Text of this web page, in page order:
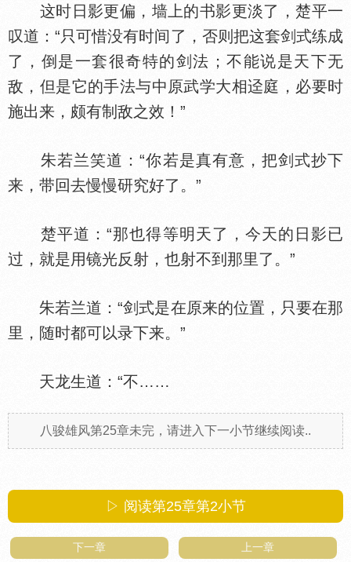
这时日影更偏，墙上的书影更淡了，楚平一
叹道：“只可惜没有时间了，否则把这套剑式练成
了，倒是一套很奇特的剑法；不能说是天下无
敌，但是它的手法与中原武学大相迳庭，必要时
施出来，颇有制敌之效！”
朱若兰笑道：“你若是真有意，把剑式抄下
来，带回去慢慢研究好了。”
楚平道：“那也得等明天了，今天的日影已
过，就是用镜光反射，也射不到那里了。”
朱若兰道：“剑式是在原来的位置，只要在那
里，随时都可以录下来。”
天龙生道：“不……
八骏雄风第25章未完，请进入下一小节继续阅读..
▷ 阅读第25章第2小节
下一章 上一章